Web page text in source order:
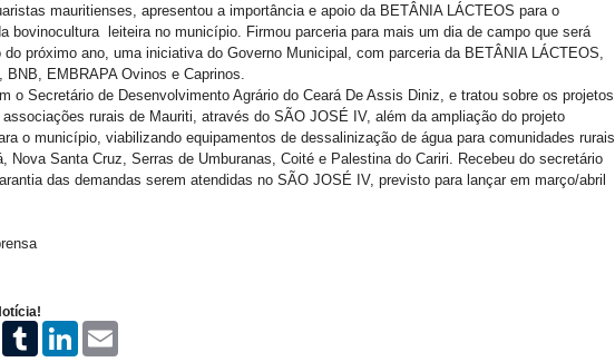
mauritienses, apresentou a importância e apoio da BETÂNIA LÁCTEOS para o
bovinocultura leiteira no município. Firmou parceria para mais um dia de campo que será
próximo ano, uma iniciativa do Governo Municipal, com parceria da BETÂNIA LÁCTEOS,
EMBRAPA Ovinos e Caprinos.
o Secretário de Desenvolvimento Agrário do Ceará De Assis Diniz, e tratou sobre os projetos
rurais de Mauriti, através do SÃO JOSÉ IV, além da ampliação do projeto
o município, viabilizando equipamentos de dessalinização de água para comunidades rurais
Nova Santa Cruz, Serras de Umburanas, Coité e Palestina do Cariri. Recebeu do secretário
das demandas serem atendidas no SÃO JOSÉ IV, previsto para lançar em março/abril
P
T
L